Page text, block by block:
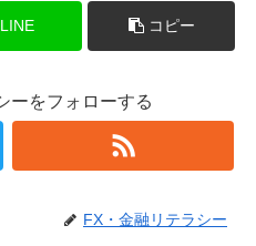
LINE コピー
ーをフォローする
FX・金融リテラシー